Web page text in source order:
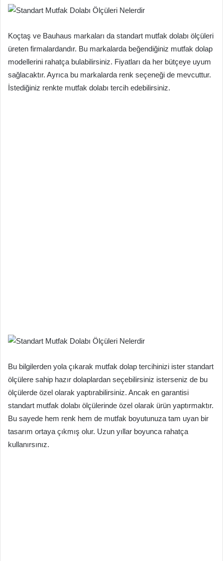
Koçtaş ve Bauhaus markaları da standart mutfak dolabı ölçüleri
üreten firmalardandır. Bu markalarda beğendiğiniz mutfak dolap
modellerini rahatça bulabilirsiniz. Fiyatları da her bütçeye uyum
sağlacaktır. Ayrıca bu markalarda renk seçeneği de mevcuttur.
İstediğiniz renkte mutfak dolabı tercih edebilirsiniz.
Bu bilgilerden yola çıkarak mutfak dolap tercihinizi ister standart
ölçülere sahip hazır dolaplardan seçebilirsiniz isterseniz de bu
ölçülerde özel olarak yaptırabilirsiniz. Ancak en garantisi
standart mutfak dolabı ölçülerinde özel olarak ürün yaptırmaktır.
Bu sayede hem renk hem de mutfak boyutunuza tam uyan bir
tasarım ortaya çıkmış olur. Uzun yıllar boyunca rahatça
kullanırsınız.